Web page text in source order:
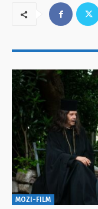
MOZI-FILM